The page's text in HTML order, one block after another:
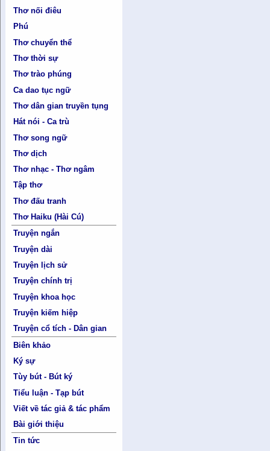
Thơ nối điêu
Phú
Thơ chuyển thể
Thơ thời sự
Thơ trào phúng
Ca dao tục ngữ
Thơ dân gian truyền tụng
Hát nói - Ca trù
Thơ song ngữ
Thơ dịch
Thơ nhạc - Thơ ngâm
Tập thơ
Thơ đấu tranh
Thơ Haiku (Hài Cú)
Truyện ngắn
Truyện dài
Truyện lịch sử
Truyện chính trị
Truyện khoa học
Truyện kiếm hiệp
Truyện cổ tích - Dân gian
Biên khảo
Ký sự
Tùy bút - Bút ký
Tiểu luận - Tạp bút
Viết về tác giả & tác phẩm
Bài giới thiệu
Tin tức